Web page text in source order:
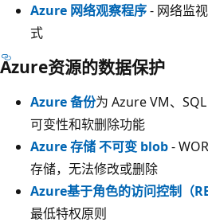
Azure 网络观察程序- 网络监
式
Azure资源的数据保护
Azure 备份为 Azure VM、
可变性和软删除功能
Azure 存储 不可变 blob-
存储，无法修改或删除
Azure基于角色的访问控制（
最低特权原则